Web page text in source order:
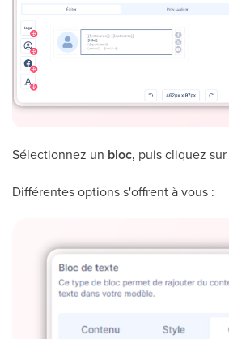
Sélectionnez un bloc, puis cliquez sur
Différentes options s'offrent à vous :